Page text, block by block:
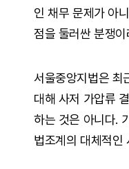
인 채무 문제가 아
점을 둘러싼 분쟁
서울중앙지법은 최
대해 사저 가압류
하는 것은 아니다.
법조계의 대체적인